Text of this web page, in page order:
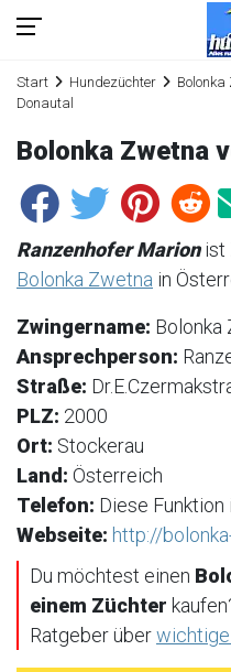
Start Hundezüchter
Donautal
Bolonka Zwetna
Ranzenhofer Marionist
Bolonka Zwetna in
Zwingername: Bolonka
Ansprechperson:
Straße:
PLZ: 2000
Ort: Stockerau
Land: Österreich
Telefon: Diese
Webseite: http://
Du möchtest einen
einem Züchter
Ratgeber über